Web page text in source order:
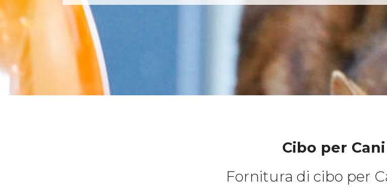
Cibo per
Fornitura di cibo per